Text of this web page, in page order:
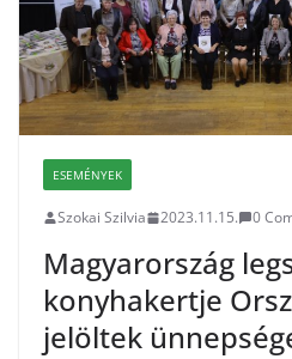
ESEMÉNYEK
Szokai Szilvia 2023.11.15. 0
Magyarország
konyhakertje
jelöltek